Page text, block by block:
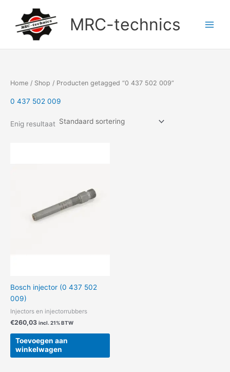
inhoud
MRC-technics
Home / Shop / Producten getagged “0 437 502 009”
0 437 502 009
Enig resultaat
Bosch injector (0 437 502
009)
Injectors en injectorrubbers
€260,03 incl. 21% BTW
Toevoegen aan
winkelwagen